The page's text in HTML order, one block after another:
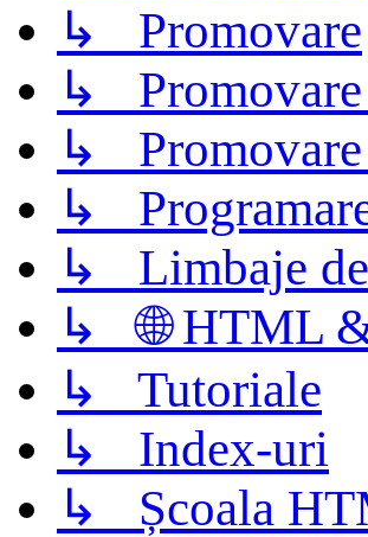
↳ Promovare
↳ Promovare
↳ Promovare
↳
↳ Limbaje de
↳ 🌐 HTML
↳ Tutoriale
↳ Index-uri
↳ Școala